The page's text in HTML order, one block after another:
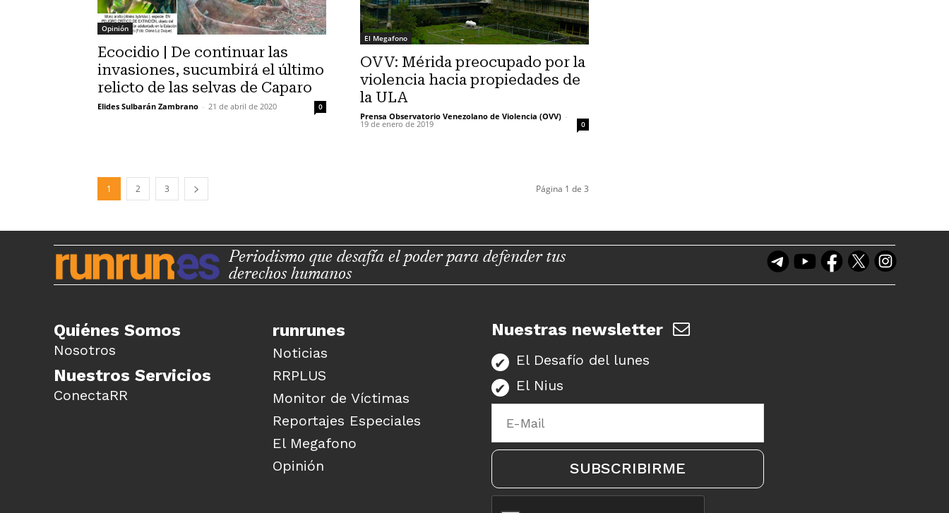
Opinión
Ecocidio | De continuar las
invasiones, sucumbirá el último
relicto de las selvas de Caparo
Elides Sulbarán Zambrano - 21 de abril de 2020 0
El Megafono
OVV: Mérida preocupado por la
violencia hacia propiedades de
la ULA
Prensa Observatorio Venezolano de Violencia (OVV) -
19 de enero de 2019 0
1 2 3 Página 1 de 3
Periodismo que desafía el poder para defender tus
derechos humanos
Quiénes Somos
Nosotros
Nuestros Servicios
ConectaRR
runrunes
Noticias
RRPLUS
Monitor de Víctimas
Reportajes Especiales
El Megafono
Opinión
Nuestras newsletter
El Desafío del lunes
El Nius